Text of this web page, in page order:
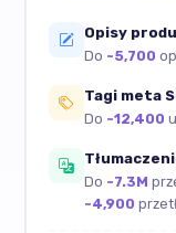
Opisy
Do ~5,700
Tagi meta
Do ~12,400
Do ~7.3M
~4,900